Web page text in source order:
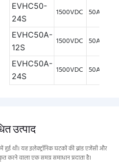
EVHC50-
24S
1500VDC 50A
EVHC50A-
12S
1500VDC 50A
EVHC50A-
24S
1500VDC 50A
उत्पाद
हुई थी। यह इलेक्ट्रॉनिक घटकों की ब्रांड एजेंसी और
वाला एक समग्र समाधान प्रदाता है।